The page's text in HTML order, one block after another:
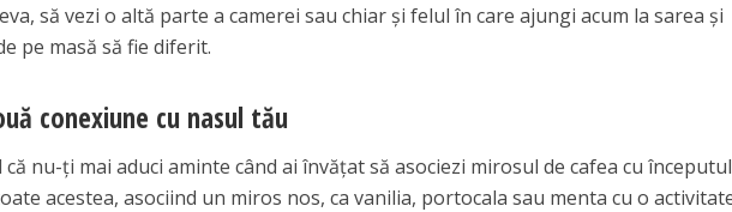
să vezi o altă parte a camerei sau chiar și felul în care ajungi acum la sarea și
pe masă să fie diferit.
conexiune cu nasul tău
nu-ți mai aduci aminte când ai învățat să asociezi mirosul de cafea cu
acestea, asociind un miros nos, ca vanilia, portocala sau menta cu o